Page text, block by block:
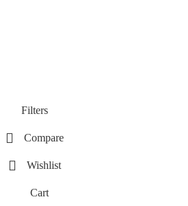
Filters
Compare
Wishlist
Cart